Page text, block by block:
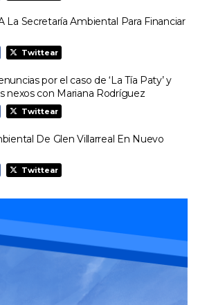
La Secretaría Ambiental Para Financiar
Twittear
por el caso de ‘La Tía Paty’ y
nexos con Mariana Rodríguez
Twittear
De Glen Villarreal En Nuevo
Twittear